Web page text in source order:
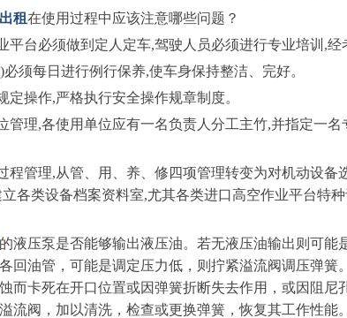
租在使用过程中应该注意哪些问题？
平台必须做到定人定车,驾驶人员必须进行专业培训,经
须每日进行例行保养,使车身保持整洁、完好。
定操作,严格执行安全操作规章制度。
管理,各使用单位应有一名负责人分工主竹,并指定一
程管理,从管、用、养、修四项管理转变为对机动设
各类设备档案资料室,尤其各类进口高空作业平台特
的液压泵是否能够输出液压油。若无液压油输出则可
回油管，可能是调定压力低，则拧紧溢流阀调压弹
而卡死在开口位置或因弹簧折断失去作用，或因阻
流阀，加以清洗，检查或更换弹簧，恢复其工作性能。